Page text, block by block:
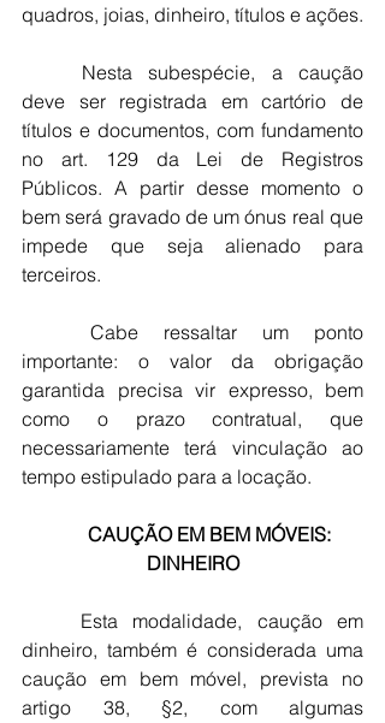
quadros, joias, dinheiro, títulos e ações.
deve ser registrada em cartório de
títulos e documentos, com fundamento
no art. 129 da Lei de Registros
Públicos. A partir desse momento o
bem será gravado de um ónus real que
impede que seja alienado para
terceiros.
importante: o valor da obrigação
garantida precisa vir expresso, bem
como o prazo contratual, que
necessariamente terá vinculação ao
tempo estipulado para a locação.
CAUÇÃO EM BEM MÓVEIS:
DINHEIRO
dinheiro, também é considerada uma
caução em bem móvel, prevista no
artigo 38, §2, com algumas